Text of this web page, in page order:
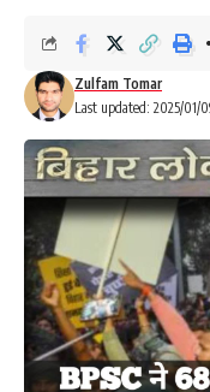
Last updated: 2025/01/
Zulfam Tomar